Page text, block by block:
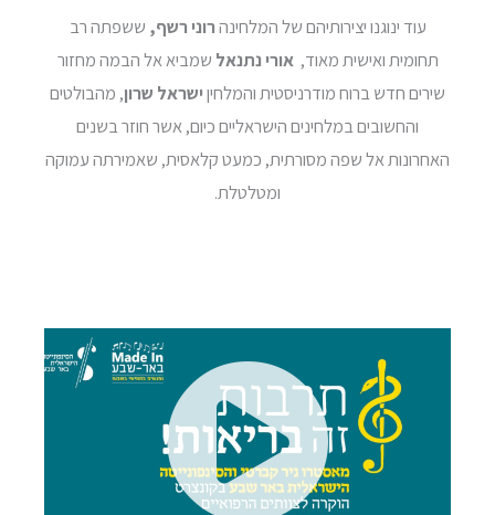
עוד ינוגנו יצירותיהם של המלחינהרוני רשף, ששפתה רב
תחומית ואישית מאוד,אורי נתנאל שמביא אל הבמה מחזור
שירים חדש ברוח מודרניסטית והמלחיןישראל שרון, מהבולטים
והחשובים במלחינים הישראליים כיום, אשר חוזר בשנים
האחרונות אל שפה מסורתית, כמעט קלאסית, שאמירתה עמוקה
ומטלטלת.